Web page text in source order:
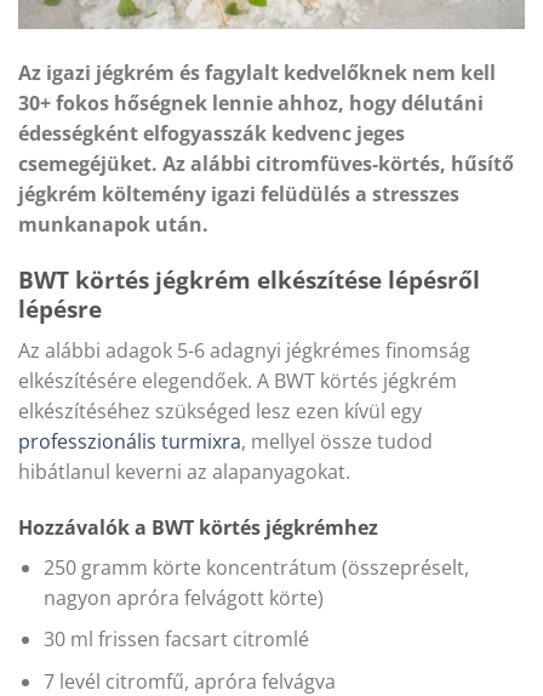
Az igazi jégkrém és fagylalt kedvelőknek nem kell
30+ fokos hőségnek lennie ahhoz, hogy délutáni
édességként elfogyasszák kedvenc jeges
csemegéjüket. Az alábbi citromfüves-körtés, hűsítő
jégkrém költemény igazi felüdülés a stresszes
munkanapok után.
BWT körtés jégkrém elkészítése lépésről
lépésre
Az alábbi adagok 5-6 adagnyi jégkrémes finomság
elkészítésére elegendőek. A BWT körtés jégkrém
elkészítéséhez szükséged lesz ezen kívül egy
professzionális turmixra, mellyel össze tudod
hibátlanul keverni az alapanyagokat.
Hozzávalók a BWT körtés jégkrémhez
250 gramm körte koncentrátum (összepréselt,
nagyon apróra felvágott körte)
30 ml frissen facsart citromlé
7 levél citromfű, apróra felvágva